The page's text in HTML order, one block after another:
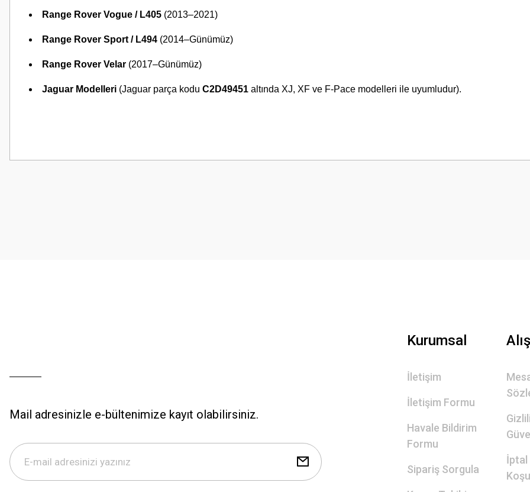
Range Rover Vogue / L405 (2013–2021)
Range Rover Sport / L494 (2014–Günümüz)
Range Rover Velar (2017–Günümüz)
Jaguar Modelleri (Jaguar parça kodu C2D49451 altında XJ, XF ve F-Pace modelleri ile uyumludur).
Görüş ve önerileriniz için teşekkür ederiz.
Mail adresinizle e-bültenimize kayıt olabilirsiniz.
Kurumsal
İletişim
İletişim Formu
Havale Bildirim
Formu
Sipariş Sorgula
İptal